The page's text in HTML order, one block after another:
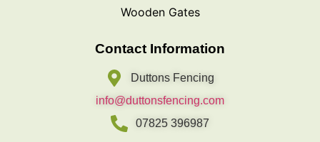
Wooden Gates
Contact Information
Duttons Fencing
info@duttonsfencing.com
07825 396987